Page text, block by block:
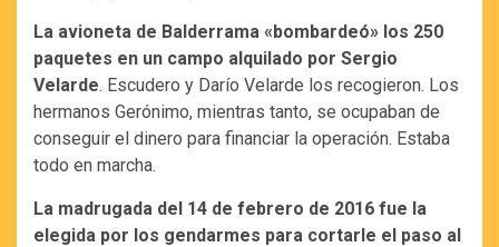
La avioneta de Balderrama «bombardeó» los 250
paquetes en un campo alquilado por Sergio
Velarde. Escudero y Darío Velarde los recogieron. Los
hermanos Gerónimo, mientras tanto, se ocupaban de
conseguir el dinero para financiar la operación. Estaba
todo en marcha.
La madrugada del 14 de febrero de 2016 fue la
elegida por los gendarmes para cortarle el paso al